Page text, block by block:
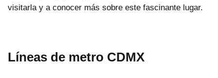
visitarla y a conocer más sobre este fascinante lugar.
Líneas de metro CDMX